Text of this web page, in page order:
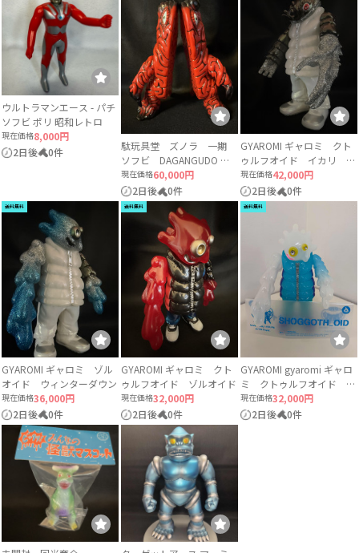
ウルトラマンエース - パチ
ソフビ ポリ 昭和レトロ
現在価格8,000円
2日後
0件
駄玩具堂 ズノラ 一期
ソフビ DAGANGUDO ヘ
ドラ ゴジラ ウルトラ
マン
現在価格60,000円
2日後
0件
GYAROMI ギャロミ クト
ゥルフオイド イカリ ウ
ィンターダウン
現在価格42,000円
2日後
0件
送料無料
GYAROMI ギャロミ ゾル
オイド ウィンターダウン
現在価格36,000円
2日後
0件
送料無料
GYAROMI ギャロミ クト
ゥルフオイド ゾルオイド
現在価格32,000円
2日後
0件
送料無料
GYAROMI gyaromi ギャロ
ミ クトゥルフオイド ゾ
ルオイド
現在価格32,000円
2日後
0件